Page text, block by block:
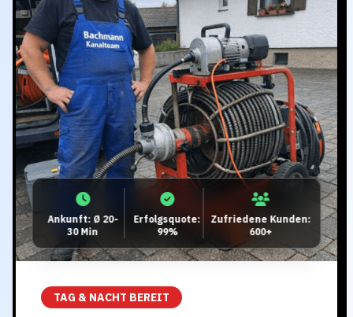
Ankunft: Ø 20-
30 Min
Erfolgsquote:
99%
Zufriedene Kunden:
600+
TAG & NACHT BEREIT